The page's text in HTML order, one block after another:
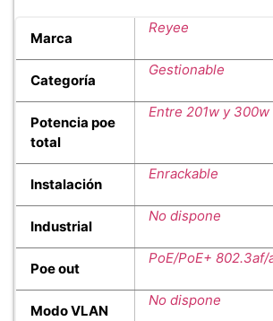
Marca
Reyee
Categoría
Gestionable
Potencia poe
total
Entre 201w y 300w
Instalación
Enrackable
Industrial
No dispone
Poe out
PoE/PoE+ 802.3af/
Modo VLAN
No dispone